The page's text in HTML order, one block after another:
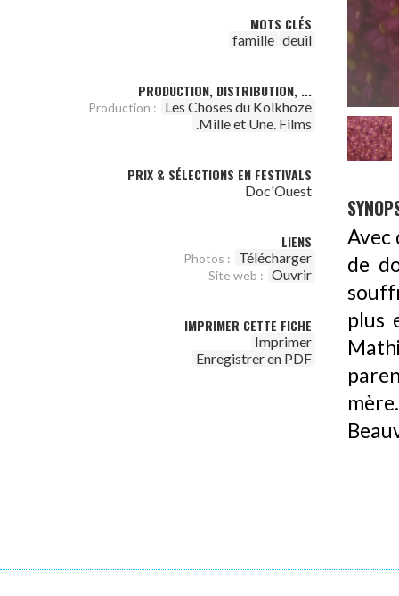
MOTS CLÉS
famille deuil
PRODUCTION, DISTRIBUTION, ...
Production :
Les Choses du Kolkhoze
.Mille et Une. Films
PRIX & SÉLECTIONS EN FESTIVALS
Doc'Ouest
LIENS
Photos : Télécharger
Site web : Ouvrir
IMPRIMER CETTE FICHE
Imprimer
Enregistrer en PDF
Avec
de
plus